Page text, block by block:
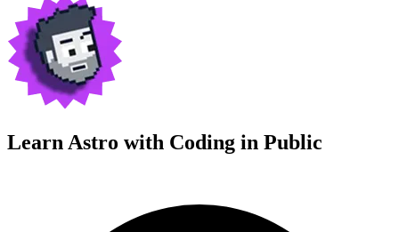
Learn Astro with Coding in Public